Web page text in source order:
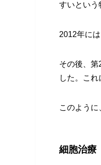
すいという
2012年に
その後、第
した。こ
このよう
細胞治療